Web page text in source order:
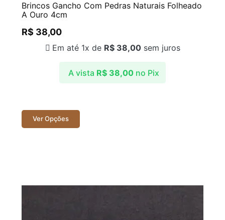
Brincos Gancho Com Pedras Naturais Folheado
A Ouro 4cm
R$ 38,00
A vista R$38,00 no Pix
Em até 1x de R$38,00sem juros
Ver Opções